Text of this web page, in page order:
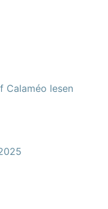
Calaméo lesen